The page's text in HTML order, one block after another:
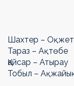
Шахтер –
Тараз – Ақтөбе
Қайсар – Атырау
Тобыл –